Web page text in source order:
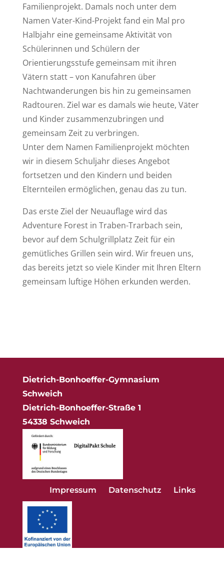
Familienprojekt. Damals noch unter dem
Namen Vater-Kind-Projekt fand ein Mal pro
Halbjahr eine gemeinsame Aktivität von
Schülerinnen und Schülern der
Orientierungsstufe gemeinsam mit ihren
Vätern statt – von Kanufahren über
Nachtwanderungen bis hin zu gemeinsamen
Radtouren. Ziel war es damals wie heute, Väter
und Kinder zusammenzubringen und
gemeinsam Zeit zu verbringen.
Unter dem Namen Familienprojekt möchten
wir in diesem Schuljahr dieses Angebot
fortsetzen und den Kindern und beiden
Elternteilen ermöglichen, genau das zu tun.
Das erste Ziel der Neuauflage wird das
Adventure Forest in Traben-Trarbach sein,
bevor auf dem Schulgrillplatz Zeit für ein
gemütliches Grillen sein wird. Wir freuen uns,
das bereits jetzt so viele Kinder mit Ihren Eltern
gemeinsam luftige Höhen erkunden werden.
Dietrich-Bonhoeffer-Gymnasium
Schweich
Dietrich-Bonhoeffer-Straße 1
54338 Schweich
Impressum Datenschutz Links